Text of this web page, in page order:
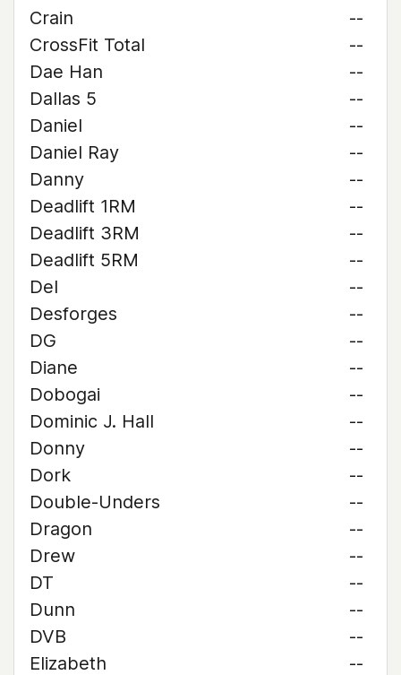
Crain
--
CrossFit Total
--
Dae Han
--
Dallas 5
--
Daniel
--
Daniel Ray
--
Danny
--
Deadlift 1RM
--
Deadlift 3RM
--
Deadlift 5RM
--
Del
--
Desforges
--
DG
--
Diane
--
Dobogai
--
Dominic J. Hall
--
Donny
--
Dork
--
Double-Unders
--
Dragon
--
Drew
--
DT
--
Dunn
--
DVB
--
Elizabeth
--